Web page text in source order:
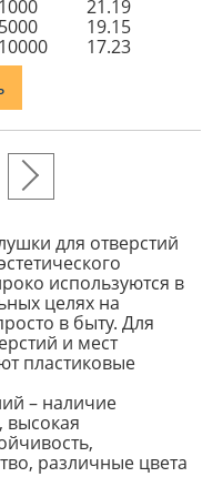
21.19
19.15
17.23
для отверстий
используются в
целях на
в быту. Для
и мест
пластиковые
– наличие
высокая
различные цвета